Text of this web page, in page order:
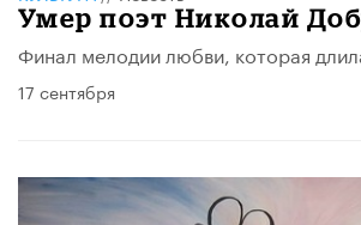
Умер поэт Николай
Финал мелодии любви, которая
17 сентября